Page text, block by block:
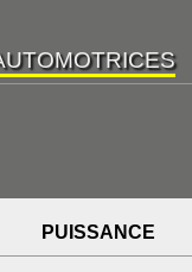
PUISSANCE